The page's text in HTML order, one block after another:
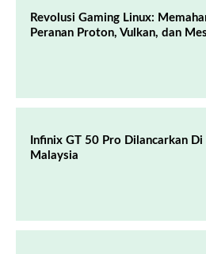
Revolusi Gaming Linux:
Peranan Proton, Vulkan, dan
Infinix GT 50 Pro Dilancarkan Di
Malaysia